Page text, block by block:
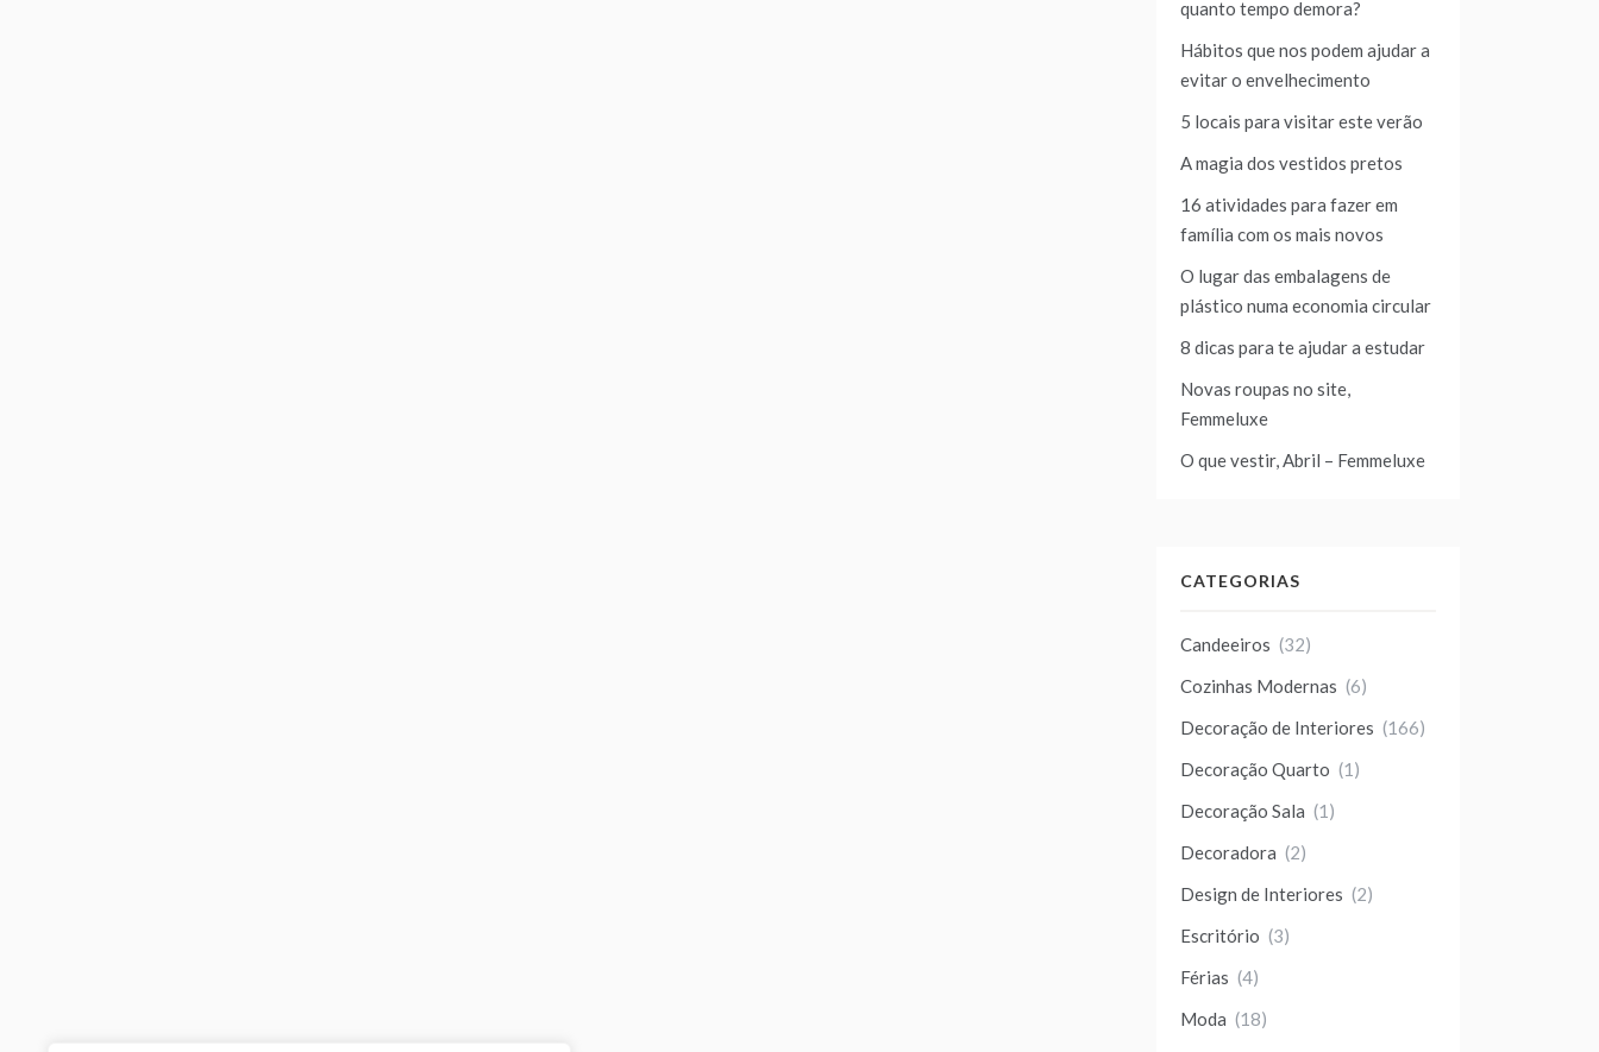
quanto tempo demora?
Hábitos que nos podem ajudar a
evitar o envelhecimento
5 locais para visitar este verão
A magia dos vestidos pretos
16 atividades para fazer em
família com os mais novos
O lugar das embalagens de
plástico numa economia circular
8 dicas para te ajudar a estudar
Novas roupas no site,
Femmeluxe
O que vestir, Abril – Femmeluxe
CATEGORIAS
Candeeiros (32)
Cozinhas Modernas (6)
Decoração de Interiores (166)
Decoração Quarto (1)
Decoração Sala (1)
Decoradora (2)
Design de Interiores (2)
Escritório (3)
Férias (4)
Moda (18)